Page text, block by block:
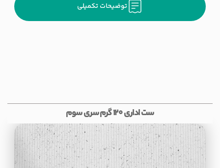
توضیحات تکمیلی
ست اداری 120 گرم سری سوم